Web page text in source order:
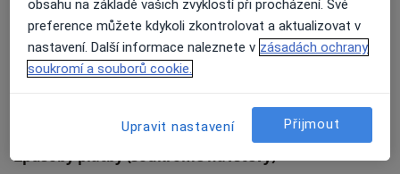
Přiblížit mapuse otevře v nové záložce
Dostupnost
Na této adrese online kalendář není aktivní
Způsoby platby (soukromé návštěvy)
obsahu na základě vašich zvyklostí při procházení. Své
preference můžete kdykoli zkontrolovat a aktualizovat v
nastavení. Další informace naleznete v zásadách ochrany
soukromí a souborů cookie.
Upravit nastavení Přijmout